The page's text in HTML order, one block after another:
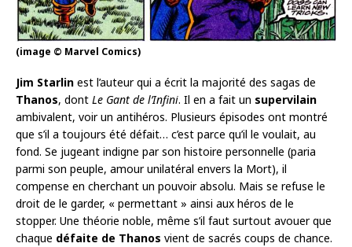
(image © Marvel Comics)
Jim Starlin est l’auteur qui a écrit la majorité des sagas de
Thanos, dont Le Gant de l’Infini. Il en a fait un supervilain
ambivalent, voir un antihéros. Plusieurs épisodes ont montré
que s’il a toujours été défait… c’est parce qu’il le voulait, au
fond. Se jugeant indigne par son histoire personnelle (paria
parmi son peuple, amour unilatéral envers la Mort), il
compense en cherchant un pouvoir absolu. Mais se refuse le
droit de le garder, « permettant » ainsi aux héros de le
stopper. Une théorie noble, même s’il faut surtout avouer que
chaque défaite de Thanos vient de sacrés coups de chance.